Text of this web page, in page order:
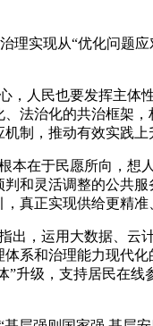
实现从“优化问题
人民也要发挥主
法治化的共治框架
，推动有效实践
在于民愿所向，
和灵活调整的公共
真正实现供给更精准
出，运用大数据、
系和治理能力现代
升级，支持居民在